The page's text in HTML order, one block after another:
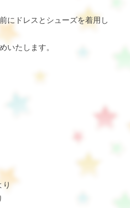
にドレスとシューズを着用し
いたします。
り